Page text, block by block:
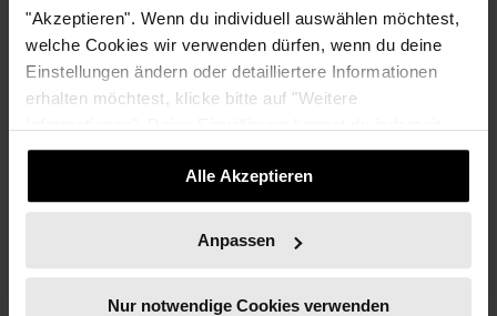
"Akzeptieren". Wenn du individuell auswählen möchtest,
welche Cookies wir verwenden dürfen, wenn du deine
Einstellungen ändern oder detailliertere Informationen
erhalten möchtest, klicke bitte auf "Weitere
widerrufen.
Alle Akzeptieren
Anpassen
Nur notwendige Cookies verwenden
LinkedIn-Top-Voice
„Work-Life-Balance“ und
Kolumnistin im
Wirtschaftspsycholog*innen, Coaches und Berater*innen
inklusive Arbeitskultur zu schaffen.